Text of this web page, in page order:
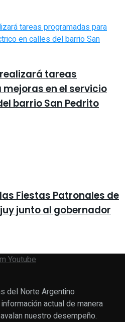
realizará tareas
en el servicio
barrio San Pedrito
Fiestas Patronales de
junto al gobernador
Youtube
del Norte Argentino
actual de manera
nuestro desempeño.